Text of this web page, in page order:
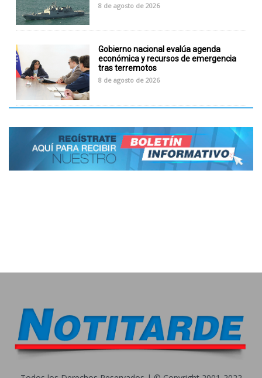
8 de agosto de 2026
Gobierno nacional evalúa agenda
económica y recursos de emergencia
tras terremotos
8 de agosto de 2026